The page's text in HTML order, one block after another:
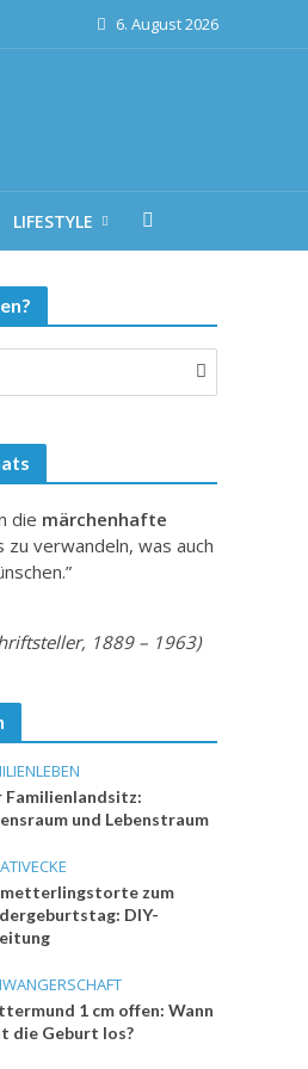
6. August 2026
LIFESTYLE
die märchenhafte
zu verwandeln, was auch
1889 – 1963)
Familienlandsitz:
und Lebenstraum
zum
DIY-
1 cm offen: Wann
die Geburt los?